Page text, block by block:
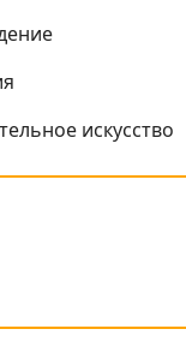
искусство